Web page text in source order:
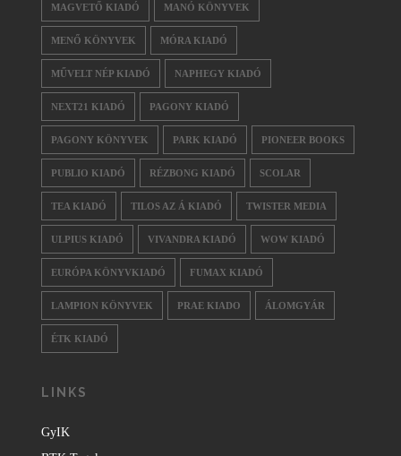
MAGVETŐ KIADÓ MANÓ KÖNYVEK
MENŐ KÖNYVEK MÓRA KIADÓ
MŰVELT NÉP KIADÓ NAPHEGY KIADÓ
NEXT21 KIADÓ PAGONY KIADÓ
PAGONY KÖNYVEK PARK KIADÓ PIONEER BOOKS
PUBLIO KIADÓ RÉZBONG KIADÓ SCOLAR
TEA KIADÓ TILOS AZ Á KIADÓ TWISTER MEDIA
ULPIUS KIADÓ VIVANDRA KIADÓ WOW KIADÓ
EURÓPA KÖNYVKIADÓ FUMAX KIADÓ
LAMPION KÖNYVEK PRAE KIADO ÁLOMGYÁR
ÉTK KIADÓ
LINKS
GyIK